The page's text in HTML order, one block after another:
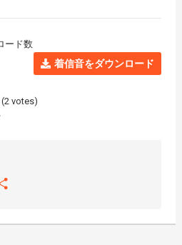
ード数
着信音をダウンロード
(2 votes)